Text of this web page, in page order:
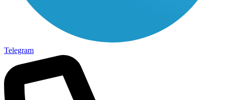
Telegram